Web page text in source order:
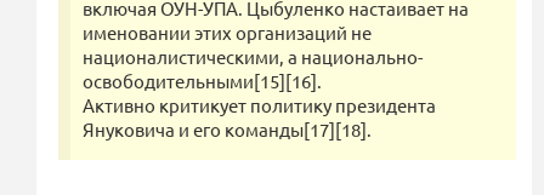
включая ОУН-УПА. Цыбуленко настаивает на
именовании этих организаций не
националистическими, а национально-
освободительными[15][16].
Активно критикует политику президента
Януковича и его команды[17][18].